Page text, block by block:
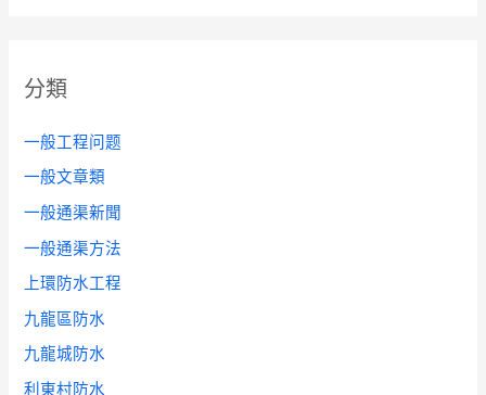
分類
一般工程问题
一般文章類
一般通渠新聞
一般通渠方法
上環防水工程
九龍區防水
九龍城防水
利東村防水